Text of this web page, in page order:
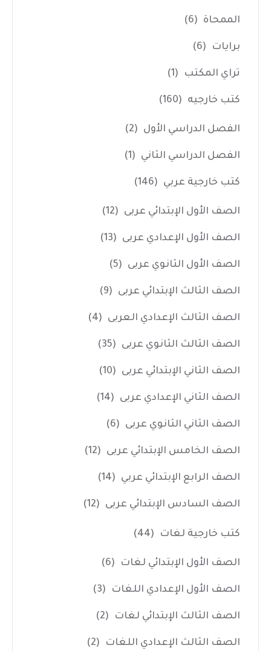
الممحاة (6)
برايات (6)
تراي المكتب (1)
كتب خارجيه (160)
الفصل الدراسي الأول (2)
الفصل الدراسي الثاني (1)
كتب خارجية عربي (146)
الصف الأول الإبتدائي عربى (12)
الصف الأول الإعدادي عربى (13)
الصف الأول الثانوي عربى (5)
الصف الثالث الإبتدائي عربى (9)
الصف الثالث الإعدادي العربى (4)
الصف الثالث الثانوي عربى (35)
الصف الثاني الإبتدائي عربى (10)
الصف الثاني الإعدادي عربى (14)
الصف الثاني الثانوي عربى (6)
الصف الخامس الإبتدائي عربى (12)
الصف الرابع الإبتدائي عربي (14)
الصف السادس الإبتدائي عربى (12)
كتب خارجية لغات (44)
الصف الأول الإبتدائي لغات (6)
الصف الأول الإعدادي اللغات (3)
الصف الثالث الإبتدائي لغات (2)
الصف الثالث الإعدادي اللغات (2)